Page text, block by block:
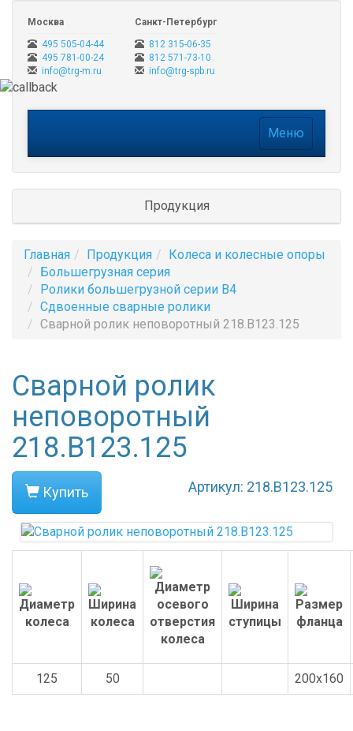
Москва
495 505-04-44
495 781-00-24
info@trg-m.ru
Санкт-Петербург
812 315-06-35
812 571-73-10
info@trg-spb.ru
Меню
Продукция
Главная Продукция
Колеса и колесные опоры
Большегрузная серия
Ролики большегрузной серии B4
Сдвоенные сварные ролики
Сварной ролик неповоротный 218.B123.125
Сварной ролик
неповоротный
218.B123.125
Купить Артикул: 218.B123.125
125 50 200x160